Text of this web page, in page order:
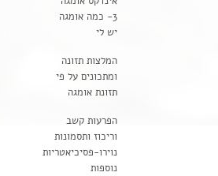
3- כמה אומגה
יש לי
המלצות תזונה
ומתכונים על פי
תזונת אומגה
הפרעות קשב
וריכוז ותסמונות
נוירו-פסיכיאטריות
נוספות